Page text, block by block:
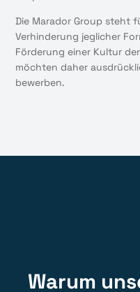
Die Marador Group steht
Verhinderung jeglicher
Förderung einer Kultur
möchten daher
bewerben.
Warum